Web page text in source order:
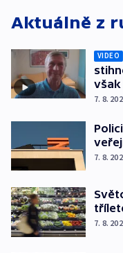
Aktuálně z
VIDEO
však
7. 8.
7. 8.
7. 8.